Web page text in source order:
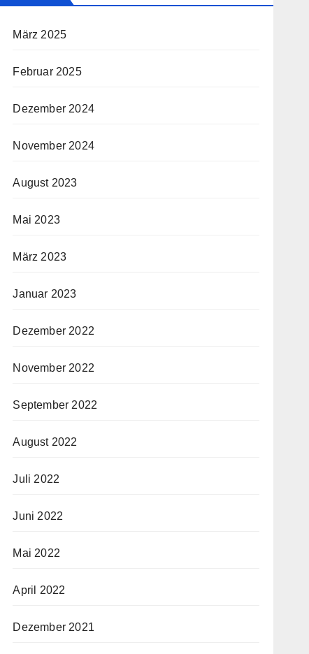
März 2025
Februar 2025
Dezember 2024
November 2024
August 2023
Mai 2023
März 2023
Januar 2023
Dezember 2022
November 2022
September 2022
August 2022
Juli 2022
Juni 2022
Mai 2022
April 2022
Dezember 2021